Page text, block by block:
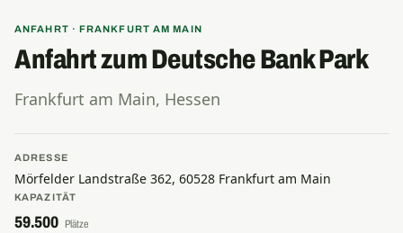
ANFAHRT · FRANKFURT AM MAIN
Anfahrt zum Deutsche Bank Park
Frankfurt am Main, Hessen
ADRESSE
Mörfelder Landstraße 362, 60528 Frankfurt am Main
KAPAZITÄT
59.500 Plätze